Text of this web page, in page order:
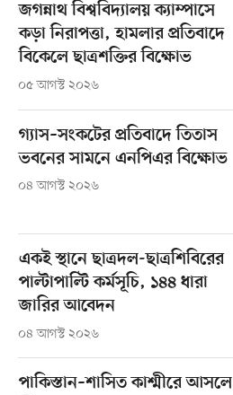
জগন্নাথ বিশ্ববিদ্যালয় ক্যাম্পাসে
কড়া নিরাপত্তা, হামলার প্রতিবাদে
বিকেলে ছাত্রশক্তির বিক্ষোভ
০৫ আগস্ট ২০২৬
গ্যাস–সংকটের প্রতিবাদে তিতাস
ভবনের সামনে এনপিএর বিক্ষোভ
০৪ আগস্ট ২০২৬
একই স্থানে ছাত্রদল-ছাত্রশিবিরের
পাল্টাপাল্টি কর্মসূচি, ১৪৪ ধারা
জারির আবেদন
০৪ আগস্ট ২০২৬
পাকিস্তান–শাসিত কাশ্মীরে আসলে